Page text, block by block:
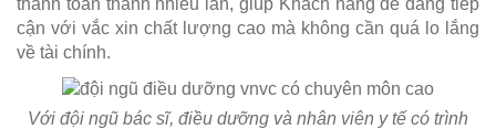
cận với vắc xin chất lượng cao mà không cần quá lo lắng
về tài chính.
Với đội ngũ bác sĩ, điều dưỡng và nhân viên y tế có trình